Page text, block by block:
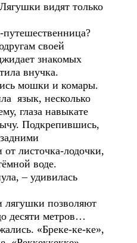
видят только
своей
знакомых
внучка.
мошки и комары.
язык, несколько
глаза навыкате
Подкрепившись,
листочка-лодочки,
воде.
– удивилась
лягушки позволяют
десяти метров…
«Бреке-ке-ке»,